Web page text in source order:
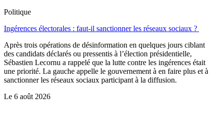
Politique
Ingérences électorales : faut-il sanctionner les réseaux sociaux ?
Après trois opérations de désinformation en quelques jours ciblant
des candidats déclarés ou pressentis à l’élection présidentielle,
Sébastien Lecornu a rappelé que la lutte contre les ingérences était
une priorité. La gauche appelle le gouvernement à en faire plus et à
sanctionner les réseaux sociaux participant à la diffusion.
Le 6 août 2026